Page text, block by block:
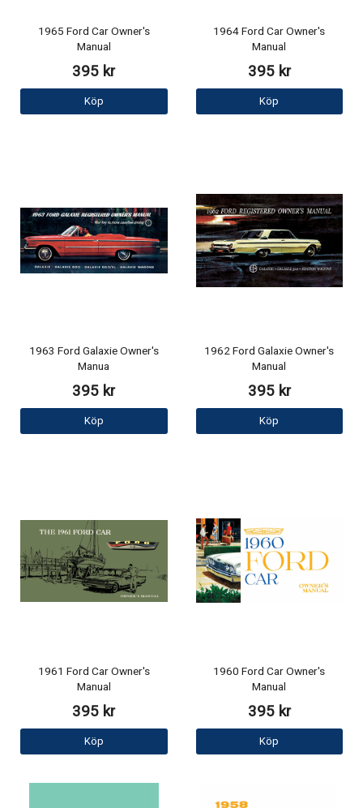
1965 Ford Car Owner's
Manual
395 kr
Köp
1964 Ford Car Owner's
Manual
395 kr
Köp
1963 Ford Galaxie Owner's
Manua
395 kr
Köp
1962 Ford Galaxie Owner's
Manual
395 kr
Köp
1961 Ford Car Owner's
Manual
395 kr
Köp
1960 Ford Car Owner's
Manual
395 kr
Köp